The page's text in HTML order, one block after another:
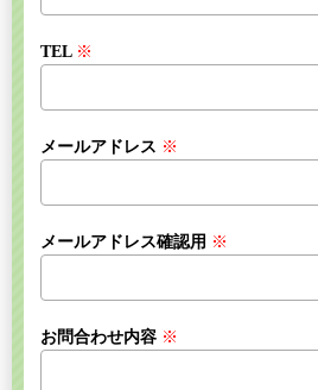
TEL ※
メールアドレス ※
メールアドレス確認用 ※
お問合わせ内容 ※